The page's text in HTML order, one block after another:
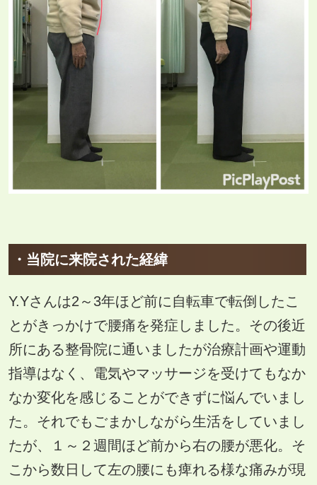
・当院に来院された経緯
Y.Yさんは2～3年ほど前に自転車で転倒したこ
とがきっかけで腰痛を発症しました。その後近
所にある整骨院に通いましたが治療計画や運動
指導はなく、電気やマッサージを受けてもなか
なか変化を感じることができずに悩んでいまし
た。それでもごまかしながら生活をしていまし
たが、１～２週間ほど前から右の腰が悪化。そ
こから数日して左の腰にも痺れる様な痛みが現